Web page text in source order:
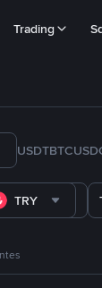
Trading
USDTBTC
TRY